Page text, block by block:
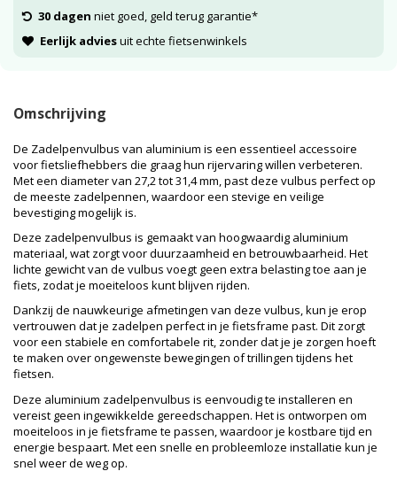
30 dagen niet goed, geld terug garantie*
Eerlijk adviesuit echte fietsenwinkels
Omschrijving
De Zadelpenvulbus van aluminium is een essentieel accessoire
voor fietsliefhebbers die graag hun rijervaring willen verbeteren.
Met een diameter van 27,2 tot 31,4 mm, past deze vulbus perfect op
de meeste zadelpennen, waardoor een stevige en veilige
bevestiging mogelijk is.
Deze zadelpenvulbus is gemaakt van hoogwaardig aluminium
materiaal, wat zorgt voor duurzaamheid en betrouwbaarheid. Het
lichte gewicht van de vulbus voegt geen extra belasting toe aan je
fiets, zodat je moeiteloos kunt blijven rijden.
Dankzij de nauwkeurige afmetingen van deze vulbus, kun je erop
vertrouwen dat je zadelpen perfect in je fietsframe past. Dit zorgt
voor een stabiele en comfortabele rit, zonder dat je je zorgen hoeft
te maken over ongewenste bewegingen of trillingen tijdens het
fietsen.
Deze aluminium zadelpenvulbus is eenvoudig te installeren en
vereist geen ingewikkelde gereedschappen. Het is ontworpen om
moeiteloos in je fietsframe te passen, waardoor je kostbare tijd en
energie bespaart. Met een snelle en probleemloze installatie kun je
snel weer de weg op.